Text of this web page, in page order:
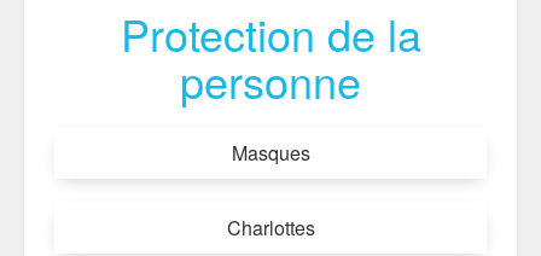
Protection de la
personne
Masques
Charlottes